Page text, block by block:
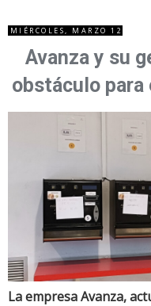
MIÉRCOLES, MARZO 12
Avanza y su
obstáculo
La empresa Avanza,